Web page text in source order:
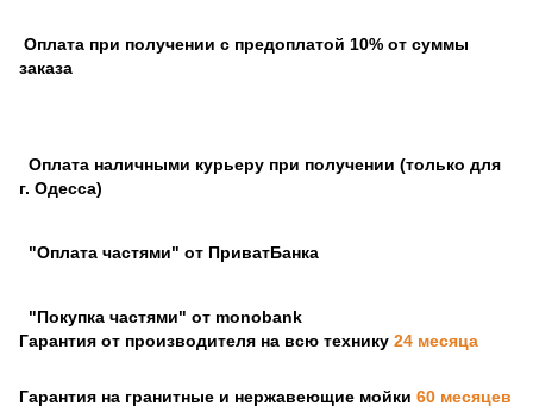
Оплата при получении с предоплатой 10% от суммы
заказа
Оплата наличными курьеру при получении (только для
г. Одесса)
"Оплата частями" от ПриватБанка
"Покупка частями" от monobank
Гарантия от производителя на всю технику 24 месяца
Гарантия на гранитные и нержавеющие мойки 60 месяцев